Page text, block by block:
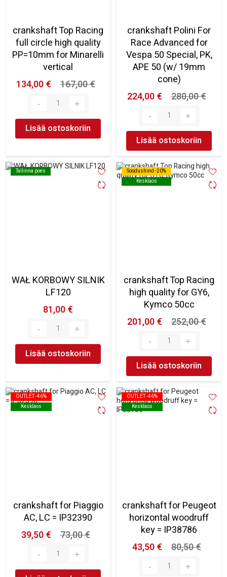
crankshaft Top Racing
full circle high quality
PP=10mm for Minarelli
vertical
134,00 €
167,00 €
Lisää ostoskoriin
crankshaft Polini For
Race Advanced for
Vespa 50 Special, PK,
APE 50 (w/ 19mm
cone)
224,00 €
280,00 €
Lisää ostoskoriin
Tallinna poes
Tallinna poes
WAŁ KORBOWY SILNIK
LF120
81,00 €
Lisää ostoskoriin
Soodushind -20%
Kesklaos
Soodushind -20%
Kesklaos
crankshaft Top Racing
high quality for GY6,
Kymco 50cc
201,00 €
252,00 €
Lisää ostoskoriin
OUTLET -46%
Kesklaos
OUTLET -46%
Kesklaos
crankshaft for Piaggio
AC, LC = IP32390
39,50 €
73,00 €
OUTLET -46%
Kesklaos
OUTLET -46%
Kesklaos
crankshaft for Peugeot
horizontal woodruff
key = IP38786
43,50 €
80,50 €